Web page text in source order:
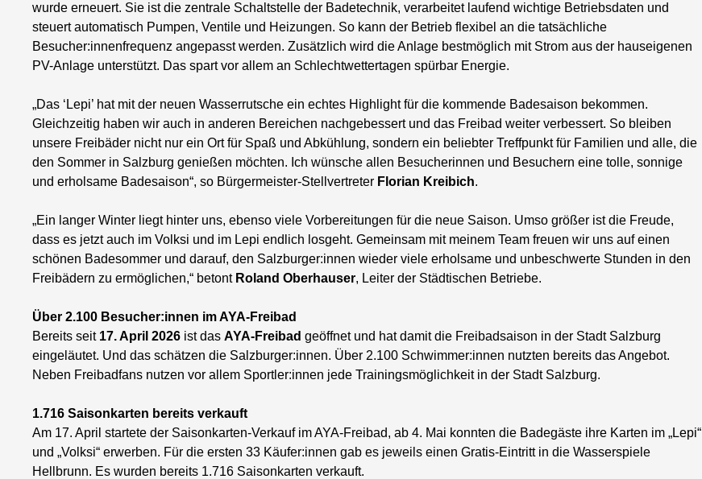
wurde erneuert. Sie ist die zentrale Schaltstelle der Badetechnik, verarbeitet laufend wichtige Betriebsdaten und
steuert automatisch Pumpen, Ventile und Heizungen. So kann der Betrieb flexibel an die tatsächliche
Besucher:innenfrequenz angepasst werden. Zusätzlich wird die Anlage bestmöglich mit Strom aus der hauseigenen
PV-Anlage unterstützt. Das spart vor allem an Schlechtwettertagen spürbar Energie.
„Das ‘Lepi’ hat mit der neuen Wasserrutsche ein echtes Highlight für die kommende Badesaison bekommen.
Gleichzeitig haben wir auch in anderen Bereichen nachgebessert und das Freibad weiter verbessert. So bleiben
unsere Freibäder nicht nur ein Ort für Spaß und Abkühlung, sondern ein beliebter Treffpunkt für Familien und alle, die
den Sommer in Salzburg genießen möchten. Ich wünsche allen Besucherinnen und Besuchern eine tolle, sonnige
und erholsame Badesaison“, so Bürgermeister-Stellvertreter Florian Kreibich.
„Ein langer Winter liegt hinter uns, ebenso viele Vorbereitungen für die neue Saison. Umso größer ist die Freude,
dass es jetzt auch im Volksi und im Lepi endlich losgeht. Gemeinsam mit meinem Team freuen wir uns auf einen
schönen Badesommer und darauf, den Salzburger:innen wieder viele erholsame und unbeschwerte Stunden in den
Freibädern zu ermöglichen,“ betont Roland Oberhauser, Leiter der Städtischen Betriebe.
Über 2.100 Besucher:innen im AYA-Freibad
Bereits seit 17. April 2026 ist dasAYA-Freibad geöffnet und hat damit die Freibadsaison in der Stadt Salzburg
eingeläutet. Und das schätzen die Salzburger:innen. Über 2.100 Schwimmer:innen nutzten bereits das Angebot.
Neben Freibadfans nutzen vor allem Sportler:innen jede Trainingsmöglichkeit in der Stadt Salzburg.
1.716 Saisonkarten bereits verkauft
Am 17. April startete der Saisonkarten-Verkauf im AYA-Freibad, ab 4. Mai konnten die Badegäste ihre Karten im „Lepi“
und „Volksi“ erwerben. Für die ersten 33 Käufer:innen gab es jeweils einen Gratis-Eintritt in die Wasserspiele
Hellbrunn. Es wurden bereits 1.716 Saisonkarten verkauft.